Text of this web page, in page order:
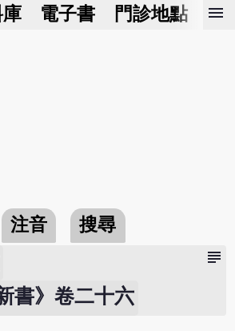
電子書 門診地點 預
menu
注音 搜尋
subject
書》卷二十六